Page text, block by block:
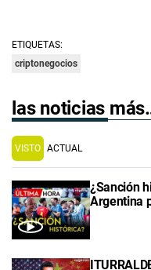
ETIQUETAS:
criptonegocios
las noticias
VISTO ACTUAL
¿Sanción
Argentina